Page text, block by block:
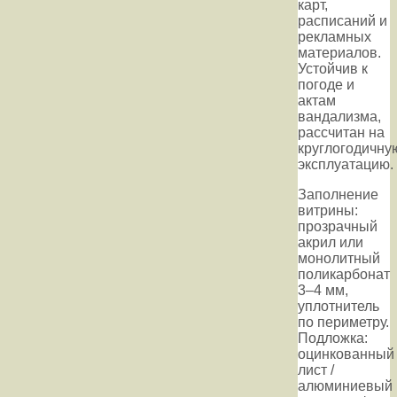
карт,
расписаний и
рекламных
материалов.
Устойчив к
погоде и
актам
вандализма,
рассчитан на
эксплуатацию.
Заполнение
витрины:
прозрачный
акрил или
монолитный
поликарбонат
3–4 мм,
уплотнитель
по периметру.
Подложка:
оцинкованный
лист /
алюминиевый